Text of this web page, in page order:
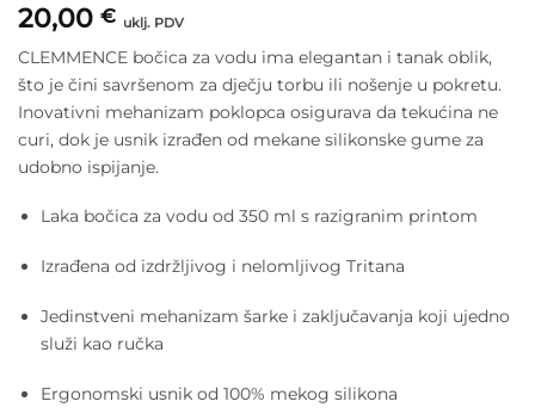
20,00 € uklj. PDV
CLEMMENCE bočica za vodu ima elegantan i tanak oblik,
što je čini savršenom za dječju torbu ili nošenje u pokretu.
Inovativni mehanizam poklopca osigurava da tekućina ne
curi, dok je usnik izrađen od mekane silikonske gume za
udobno ispijanje.
Laka bočica za vodu od 350 ml s razigranim printom
Izrađena od izdržljivog i nelomljivog Tritana
Jedinstveni mehanizam šarke i zaključavanja koji ujedno
služi kao ručka
Ergonomski usnik od 100% mekog silikona